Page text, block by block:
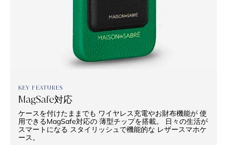
KEY FEATURES
MagSafe対応
ケースを付けたままでも ワイヤレス充電やお財布機能が 使
用できるMagSafe対応の 薄型チップを搭載。 日々の生活が
スマートになる スタイリッシュで機能的な レザースマホケ
ース。